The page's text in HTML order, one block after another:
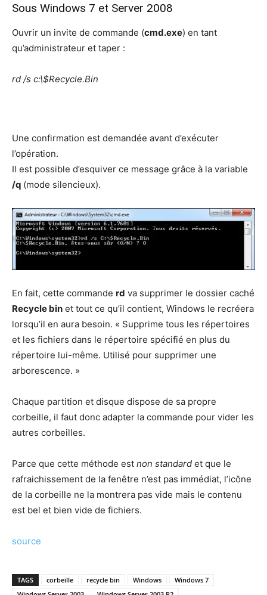
Sous Windows 7 et Server 2008
Ouvrir un invite de commande (cmd.exe) en tant
qu’administrateur et taper :
rd /s c:\$Recycle.Bin
Une confirmation est demandée avant d’exécuter
l’opération.
Il est possible d’esquiver ce message grâce à la variable
/q (mode silencieux).
En fait, cette commande rd va supprimer le dossier caché
Recycle bin et tout ce qu’il contient, Windows le recréera
lorsqu’il en aura besoin. « Supprime tous les répertoires
et les fichiers dans le répertoire spécifié en plus du
répertoire lui-même. Utilisé pour supprimer une
arborescence. »
Chaque partition et disque dispose de sa propre
corbeille, il faut donc adapter la commande pour vider les
autres corbeilles.
Parce que cette méthode est non standard et que le
rafraichissement de la fenêtre n’est pas immédiat, l’icône
de la corbeille ne la montrera pas vide mais le contenu
est bel et bien vide de fichiers.
source
TAGS corbeille recycle bin Windows
Windows 7